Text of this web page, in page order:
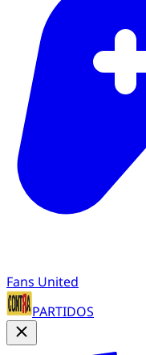
Fans United
PARTIDOS